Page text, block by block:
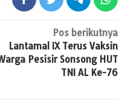
Pos berikutnya
Lantamal IX Terus Vaksin
Pesisir Sonsong HUT
TNI AL Ke-76